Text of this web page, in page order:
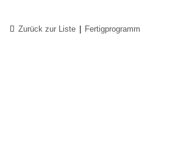
Zurück zur Liste Fertigprogramm